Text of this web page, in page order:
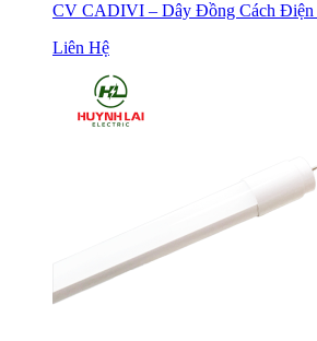
CV CADIVI – Dây Đồng Cách Điện
Liên Hệ